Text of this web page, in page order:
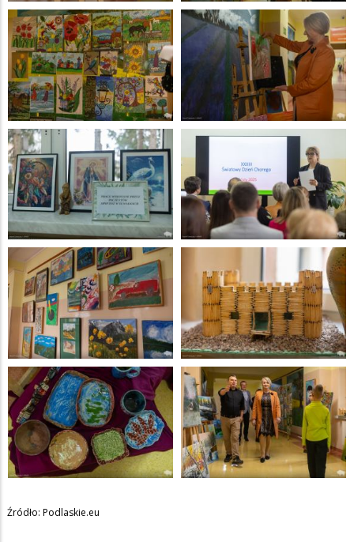
Źródło: Podlaskie.eu